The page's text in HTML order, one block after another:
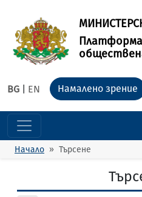
BG EN Намалено зрение
Начало Търсене